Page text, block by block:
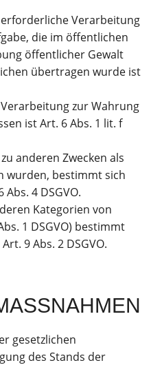
Verarbeitung
die im öffentlichen
öffentlicher Gewalt
übertragen wurde ist
zur Wahrung
ist Art. 6 Abs. 1 lit. f
anderen Zwecken als
wurden, bestimmt sich
4 DSGVO.
Kategorien von
1 DSGVO) bestimmt
9 Abs. 2 DSGVO.
gesetzlichen
des Stands der